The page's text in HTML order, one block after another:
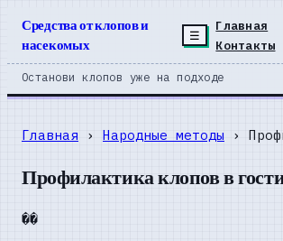
Средства от клопов и
насекомых
☰
Главная
Контакты
Останови клопов уже на подходе
Главная › Народные методы ›
Профилактика клопов в
��